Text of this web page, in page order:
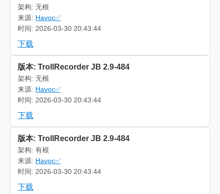
架构: 无根
来源: Havoc✅
时间: 2026-03-30 20:43:44
下载
版本: TrollRecorder JB 2.9-484
架构: 无根
来源: Havoc✅
时间: 2026-03-30 20:43:44
下载
版本: TrollRecorder JB 2.9-484
架构: 有根
来源: Havoc✅
时间: 2026-03-30 20:43:44
下载